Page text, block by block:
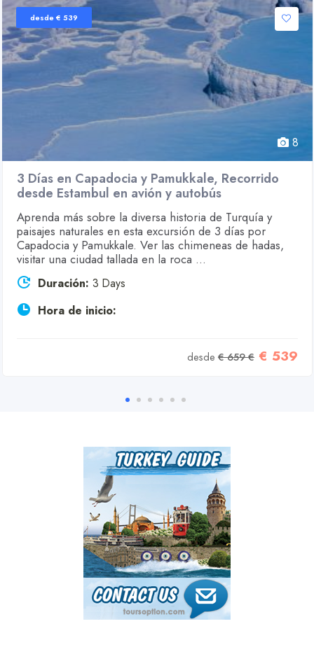
desde € 539
8
3 Días en Capadocia y Pamukkale, Recorrido
desde Estambul en avión y autobús
Aprenda más sobre la diversa historia de Turquía y
paisajes naturales en esta excursión de 3 días por
Capadocia y Pamukkale. Ver las chimeneas de hadas,
visitar una ciudad tallada en la roca ...
Duración: 3 Days
Hora de inicio:
desde € 659 €€ 539